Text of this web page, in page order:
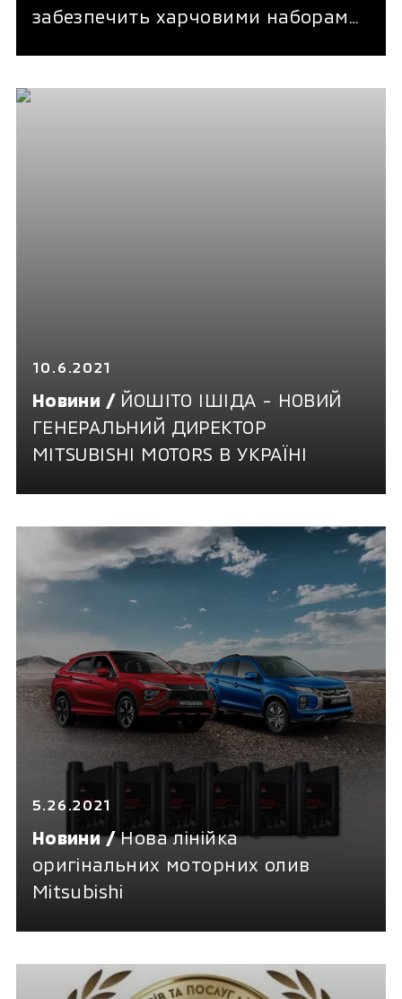
забезпечить харчовими наборами
10.6.2021
Новини / ЙОШІТО ІШІДА - НОВИЙ
ГЕНЕРАЛЬНИЙ ДИРЕКТОР
MITSUBISHI MOTORS В УКРАЇНІ
5.26.2021
Новини /Нова лінійка
оригінальних моторних олив
Mitsubishi